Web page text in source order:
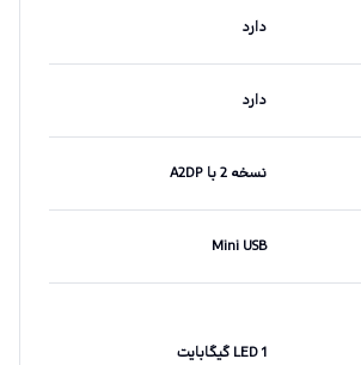
دارد
دارد
نسخه 2 با A2DP
Mini USB
LED 1 گیگابایت